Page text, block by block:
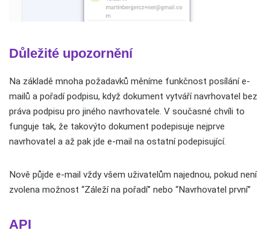
Důležité upozornění
Na základě mnoha požadavků měníme funkčnost posílání e-
mailů a pořadí podpisu, když dokument vytváří navrhovatel bez
práva podpisu pro jiného navrhovatele. V současné chvíli to
funguje tak, že takovýto dokument podepisuje nejprve
navrhovatel a až pak jde e-mail na ostatní podepisující.
Nově půjde e-mail vždy všem uživatelům najednou, pokud není
zvolena možnost “Záleží na pořadí” nebo “Navrhovatel první”
API